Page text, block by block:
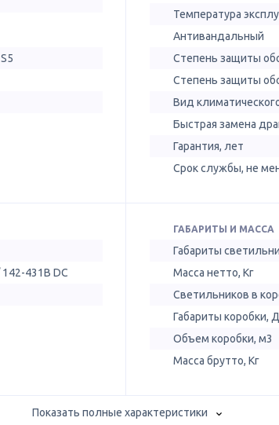
Температура
Антивандальный
Степень защиты
Степень защиты
Вид
Быстрая замена
Гарантия, лет
Срок службы, не
431В DC
ГАБАРИТЫ И МАССА
Габариты
Масса нетто, Кг
Светильников в
Габариты коробки,
Объем коробки, м3
Масса брутто, Кг
Показать полные характеристики